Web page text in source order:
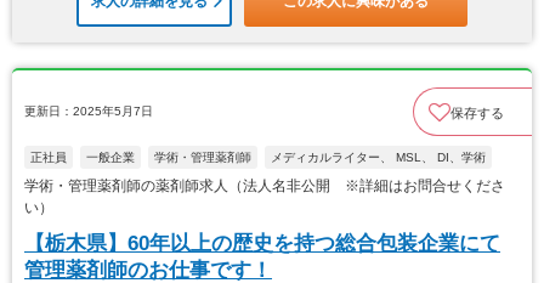
更新日：2025年5月7日 保存する
正社員 一般企業 学術・管理薬剤師 メディカルライター、 MSL、 DI、学術
学術・管理薬剤師の薬剤師求人（法人名非公開 ※詳細はお問合せくださ
い）
【栃木県】60年以上の歴史を持つ総合包装企業にて
管理薬剤師のお仕事です！